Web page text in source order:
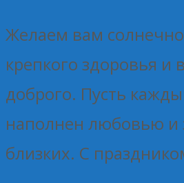
Желаем вам
крепкого здоровья и
доброго. Пусть
наполнен любовью и
близких. С